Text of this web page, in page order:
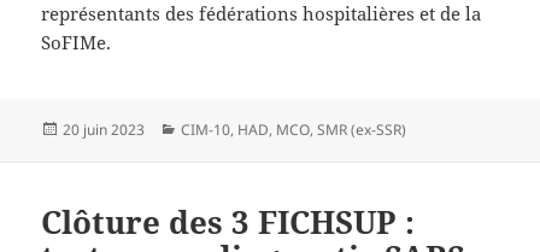
représentants des fédérations hospitalières et de la
SoFIMe.
Publié
20 juin 2023 Catégories
CIM-10, HAD, MCO,SMR (ex-SSR)
Clôture des 3 FICHSUP :